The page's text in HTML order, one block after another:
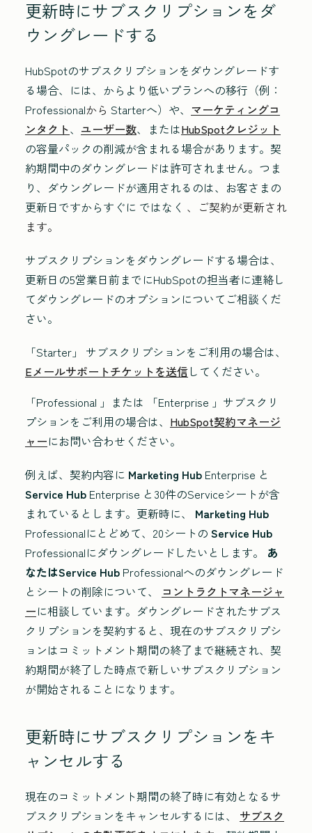
更新時にサブスクリプションをダ
ウングレードする
HubSpotのサブスクリプションをダウングレードす
る場合、 には、 から より低い プランへの移行 （例：
Professionalから Starterへ）や、 マーケティングコ
ンタクト、 ユーザー数、またはHubSpotクレジット
の容量パックの削減が含まれる場合があります。契
約期間中のダウングレードは許可されません。つま
り、ダウングレードが適用されるのは、お客さまの
更新日ですからすぐに ではなく 、ご契約が更新され
ます。
サブスクリプションをダウングレードする場合は、
更新日の5営業日前までにHubSpotの担当者に連絡し
てダウングレードのオプションについてご相談くだ
さい。
「Starter」
サブスクリプションをご利用の場合は、
Eメールサポートチケットを送信してください。
「Professional 」または 「Enterprise 」サブスクリ
プションをご利用の場合は、 HubSpot契約マネージ
ャーにお問い合わせください。
例えば、契約内容に Marketing Hub Enterprise と
Service Hub Enterprise と30件のServiceシートが含
まれているとします。更新時に、 Marketing Hub
Professionalにとどめて、20シートの Service Hub
Professionalにダウングレードしたいとします。
あ
なたはService Hub Professionalへのダウングレード
とシートの削除について、 コントラクトマネージャ
ーに相談しています。ダウングレードされたサブス
クリプションを契約すると、現在のサブスクリプシ
ョンはコミットメント期間の終了まで継続され、契
約期間が終了した時点で新しいサブスクリプション
が開始されることになります。
更新時にサブスクリプションをキ
ャンセルする
現在のコミットメント期間の終了時に有効となるサ
ブスクリプションをキャンセルするには、 サブスク